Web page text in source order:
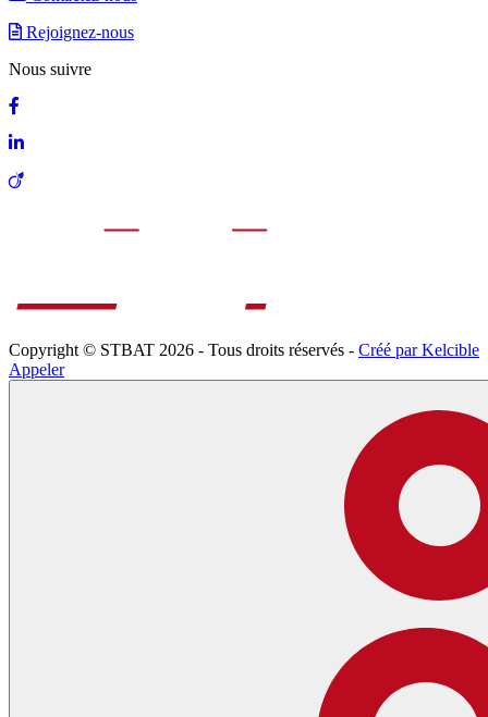
Rejoignez-nous
Nous suivre
Copyright © STBAT 2026 - Tous droits réservés - Créé par Kelcible
Appeler